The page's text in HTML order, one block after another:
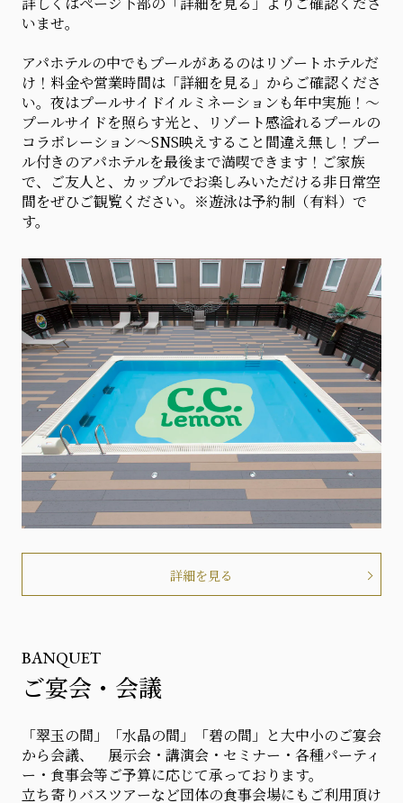
いませ。
アパホテルの中でもプールがあるのはリゾートホテルだ
け！料金や営業時間は「詳細を見る」からご確認くださ
い。夜はプールサイドイルミネーションも年中実施！～
プールサイドを照らす光と、リゾート感溢れるプールの
コラボレーション～SNS映えすること間違え無し！プー
ル付きのアパホテルを最後まで満喫できます！ご家族
で、ご友人と、カップルでお楽しみいただける非日常空
間をぜひご観覧ください。※遊泳は予約制（有料）で
す。
詳細を見る
BANQUET
ご宴会・会議
「翠玉の間」「水晶の間」「碧の間」と大中小のご宴会
から会議、 展示会・講演会・セミナー・各種パーティ
ー・食事会等ご予算に応じて承っております。
立ち寄りバスツアーなど団体の食事会場にもご利用頂け